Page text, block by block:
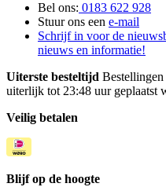
Bel ons: 0183 622 928
Stuur ons een e-mail
Schrijf in voor de
nieuws en informatie!
Uiterste besteltijd
uiterlijk tot 23:48 uur geplaatst
Veilig betalen
Blijf op de hoogte